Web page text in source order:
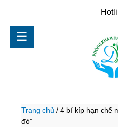
☰
Trang chủ /4 bí kíp hạn chế
đỏ”